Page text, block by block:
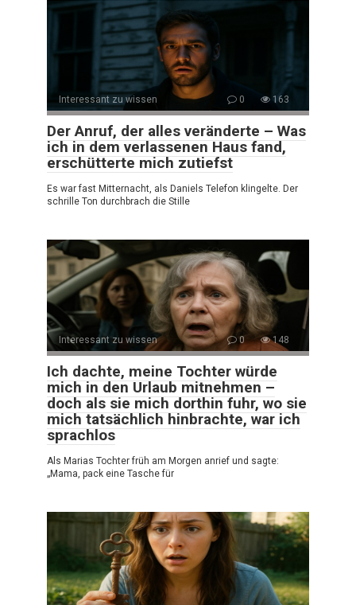
Interessant zu wissen 0 163
Der Anruf, der alles veränderte – Was
ich in dem verlassenen Haus fand,
erschütterte mich zutiefst
Es war fast Mitternacht, als Daniels Telefon klingelte. Der
schrille Ton durchbrach die Stille
Interessant zu wissen 0 148
Ich dachte, meine Tochter würde
mich in den Urlaub mitnehmen –
doch als sie mich dorthin fuhr, wo sie
mich tatsächlich hinbrachte, war ich
sprachlos
Als Marias Tochter früh am Morgen anrief und sagte:
„Mama, pack eine Tasche für